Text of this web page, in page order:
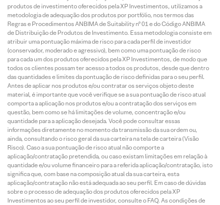
produtos de investimento oferecidos pela XP Investimentos, utilizamos a
metodologia de adequação dos produtos por portfólio, nos termos das
Regras e Procedimentos ANBIMA de Suitability nº 01 e do Código ANBIMA
de Distribuição de Produtos de Investimento. Essa metodologia consiste em
atribuir uma pontuação máxima de risco para cada perfil de investidor
(conservador, moderado e agressivo), bem como uma pontuação de risco
para cada um dos produtos oferecidos pela XP Investimentos, de modo que
todos os clientes possam ter acesso a todos os produtos, desde que dentro
das quantidades e limites da pontuação de risco definidas para o seu perfil.
Antes de aplicar nos produtos e/ou contratar os serviços objeto deste
material, é importante que você verifique se a sua pontuação de risco atual
comporta a aplicação nos produtos e/ou a contratação dos serviços em
questão, bem como se há limitações de volume, concentração e/ou
quantidade para a aplicação desejada. Você pode consultar essas
informações diretamente no momento da transmissão da sua ordem ou,
ainda, consultando o risco geral da sua carteira na tela de carteira (Visão
Risco). Caso a sua pontuação de risco atual não comporte a
aplicação/contratação pretendida, ou caso existam limitações em relação à
quantidade e/ou volume financeiro para a referida aplicação/contratação, isto
significa que, com base na composição atual da sua carteira, esta
aplicação/contratação não está adequada ao seu perfil. Em caso de dúvidas
sobre o processo de adequação dos produtos oferecidos pela XP
Investimentos ao seu perfil de investidor, consulte o FAQ. As condições de